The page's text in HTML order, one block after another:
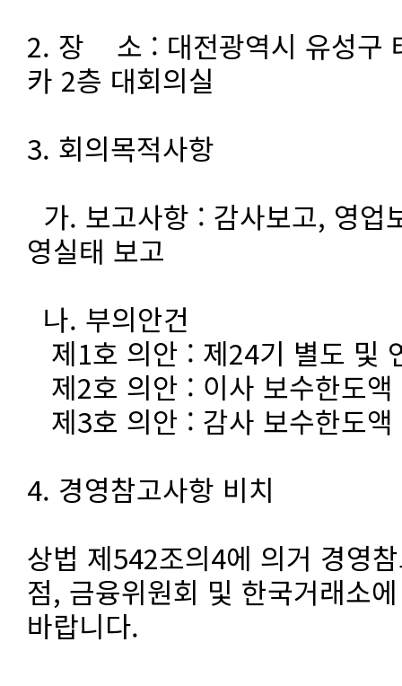
2. 장 소 : 대전광역시 유성구
카 2층 대회의실
3. 회의목적사항
가. 보고사항 : 감사보고, 영업
영실태 보고
나. 부의안건
제1호 의안 : 제24기 별도 및
제2호 의안 : 이사 보수한도
제3호 의안 : 감사 보수한도
4. 경영참고사항 비치
상법 제542조의4에 의거 경영
점, 금융위원회 및 한국거래소
바랍니다.